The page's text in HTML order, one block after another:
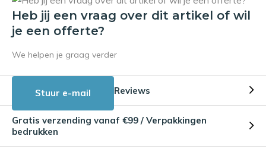
Heb jij een vraag over dit artikel of wil
je een offerte?
We helpen je graag verder
Stuur e-mail Reviews
Gratis verzending vanaf €99 / Verpakkingen
bedrukken